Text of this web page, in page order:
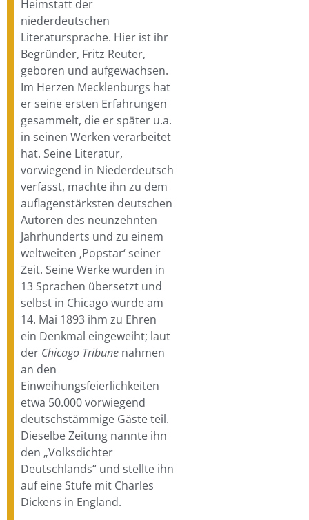
Heimstatt der
niederdeutschen
Literatursprache. Hier ist ihr
Begründer, Fritz Reuter,
geboren und aufgewachsen.
Im Herzen Mecklenburgs hat
er seine ersten Erfahrungen
gesammelt, die er später u.a.
in seinen Werken verarbeitet
hat. Seine Literatur,
vorwiegend in Niederdeutsch
verfasst, machte ihn zu dem
auflagenstärksten deutschen
Autoren des neunzehnten
Jahrhunderts und zu einem
weltweiten ‚Popstar‘ seiner
Zeit. Seine Werke wurden in
13 Sprachen übersetzt und
selbst in Chicago wurde am
14. Mai 1893 ihm zu Ehren
ein Denkmal eingeweiht; laut
der Chicago Tribune nahmen
an den
Einweihungsfeierlichkeiten
etwa 50.000 vorwiegend
deutschstämmige Gäste teil.
Dieselbe Zeitung nannte ihn
den „Volksdichter
Deutschlands“ und stellte ihn
auf eine Stufe mit Charles
Dickens in England.